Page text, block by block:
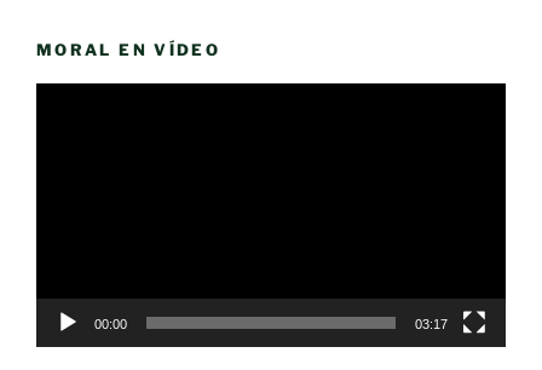
MORAL EN VÍDEO
00:00 03:17